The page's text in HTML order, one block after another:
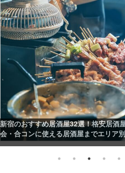
新宿のおすすめ居酒屋32選！格安居酒
会・合コンに使える居酒屋までエリア